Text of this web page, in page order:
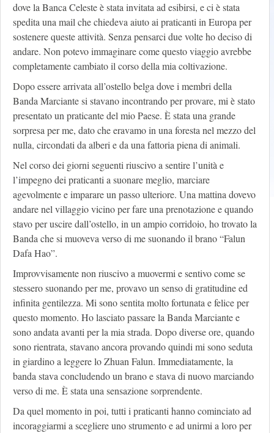
dove la Banca Celeste è stata invitata ad esibirsi, e ci è stata
spedita una mail che chiedeva aiuto ai praticanti in Europa per
sostenere queste attività. Senza pensarci due volte ho deciso di
andare. Non potevo immaginare come questo viaggio avrebbe
completamente cambiato il corso della mia coltivazione.
Dopo essere arrivata all’ostello belga dove i membri della
Banda Marciante si stavano incontrando per provare, mi è stato
presentato un praticante del mio Paese. È stata una grande
sorpresa per me, dato che eravamo in una foresta nel mezzo del
nulla, circondati da alberi e da una fattoria piena di animali.
Nel corso dei giorni seguenti riuscivo a sentire l’unità e
l’impegno dei praticanti a suonare meglio, marciare
agevolmente e imparare un passo ulteriore. Una mattina dovevo
andare nel villaggio vicino per fare una prenotazione e quando
stavo per uscire dall’ostello, in un ampio corridoio, ho trovato la
Banda che si muoveva verso di me suonando il brano “Falun
Dafa Hao”.
Improvvisamente non riuscivo a muovermi e sentivo come se
stessero suonando per me, provavo un senso di gratitudine ed
infinita gentilezza. Mi sono sentita molto fortunata e felice per
questo momento. Ho lasciato passare la Banda Marciante e
sono andata avanti per la mia strada. Dopo diverse ore, quando
sono rientrata, stavano ancora provando quindi mi sono seduta
in giardino a leggere lo Zhuan Falun. Immediatamente, la
banda stava concludendo un brano e stava di nuovo marciando
verso di me. È stata una sensazione sorprendente.
Da quel momento in poi, tutti i praticanti hanno cominciato ad
incoraggiarmi a scegliere uno strumento e ad unirmi a loro per